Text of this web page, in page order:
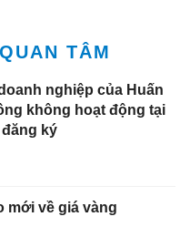
TÂM
nghiệp của Huấn
không hoạt động tại
ký
mới về giá vàng